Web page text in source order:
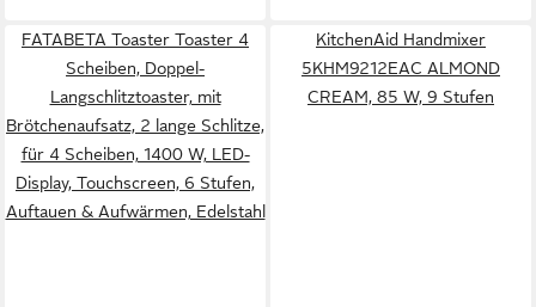
FATABETA Toaster Toaster 4
Scheiben, Doppel-
Langschlitztoaster, mit
Brötchenaufsatz, 2 lange Schlitze,
für 4 Scheiben, 1400 W, LED-
Display, Touchscreen, 6 Stufen,
Auftauen & Aufwärmen, Edelstahl
KitchenAid Handmixer
5KHM9212EAC ALMOND
CREAM, 85 W, 9 Stufen